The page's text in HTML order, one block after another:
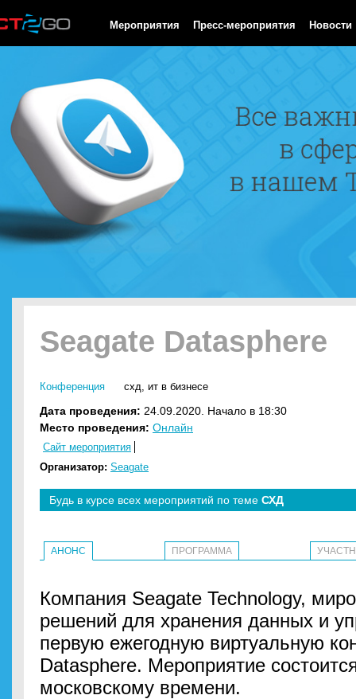
Мероприятия Пресс-мероприятия Новости
Seagate Datasphere
Конференция схд, ит в бизнесе
Дата проведения: 24.09.2020. Начало в 18:30
Место проведения: Онлайн
Сайт мероприятия
Организатор: Seagate
Будь в курсе всех мероприятий по теме СХД
АНОНС ПРОГРАММА
Компания Seagate Technology,
решений для хранения данных и
первую ежегодную виртуальную
Datasphere. Мероприятие
московскому времени.